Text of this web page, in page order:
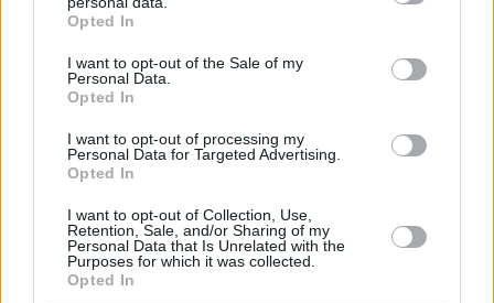
grant or deny consent to Google and its third-party tags to
use your data for below specified purposes in below Google
consent section.
Opted In
I want to opt-out of the Sale of my
Personal Data.
Opted In
I want to opt-out of processing my
Personal Data for Targeted Advertising.
Opted In
I want to opt-out of Collection, Use,
Retention, Sale, and/or Sharing of my
Personal Data that Is Unrelated with the
Purposes for which it was collected.
Opted In
07.08.2026, 09:58
Games